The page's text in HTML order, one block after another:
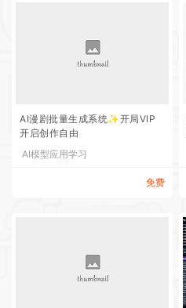
AI漫剧批量生成系统✨开局VIP
开启创作自由
AI模型应用学习
免费